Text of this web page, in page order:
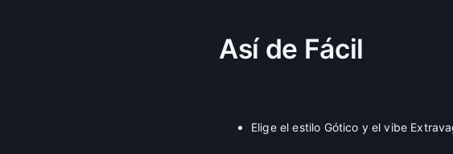
Así de Fácil
Elige el estilo Gótico y el vibe